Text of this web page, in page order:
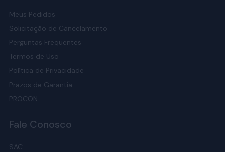
Meus Pedidos
Solicitação de Cancelamento
Perguntas Frequentes
Termos de Uso
Política de Privacidade
Prazos de Garantia
PROCON
Fale Conosco
SAC